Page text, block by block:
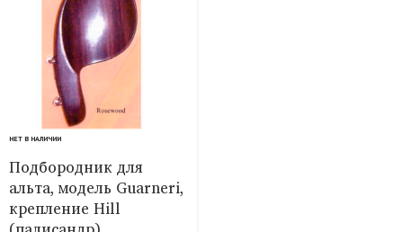
НЕТ В НАЛИЧИИ
Подбородник для
альта, модель Guarneri,
крепление Hill